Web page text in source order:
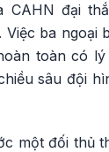
CAHN đại
ba ngoại
toàn có
sâu đội
một đối thủ